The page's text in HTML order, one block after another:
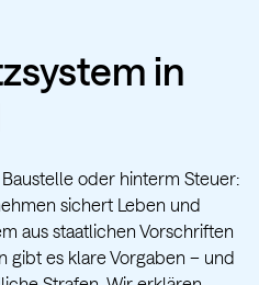
in
oder hinterm Steuer:
sichert Leben und
aus staatlichen Vorschriften
gibt es klare Vorgaben – und